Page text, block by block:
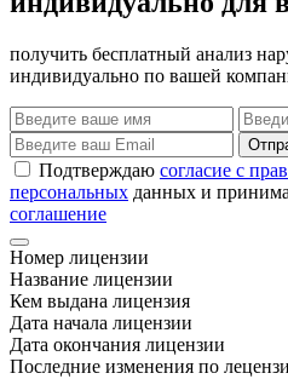
получить бесплатный анализ
индивидуально по вашей
Подтверждаю согласие с
персональных данных и
соглашение
Номер лицензии
Название лицензии
Кем выдана лицензия
Дата начала лицензии
Дата окончания лицензии
Последние изменения по